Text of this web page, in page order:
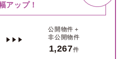
アップ！
公開物件＋
非公開物件
1,267件